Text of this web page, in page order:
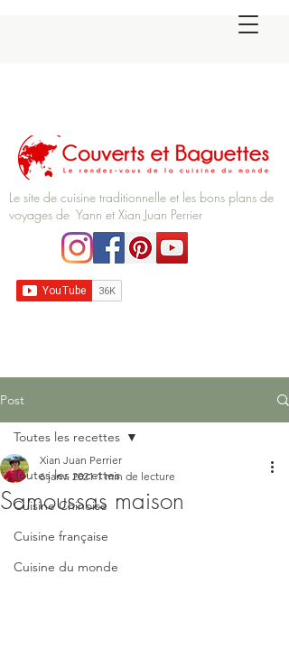
Le site de cuisine traditionnelle et les bons plans de
voyages de Yann et Xian Juan Perrier
Post
Toutes les recettes
Cuisine Chinoise
Cuisine française
Cuisine du monde
Toutes les recettes
Samoussas maison
Xian Juan Perrier
6 janv. 2021 1 min de lecture